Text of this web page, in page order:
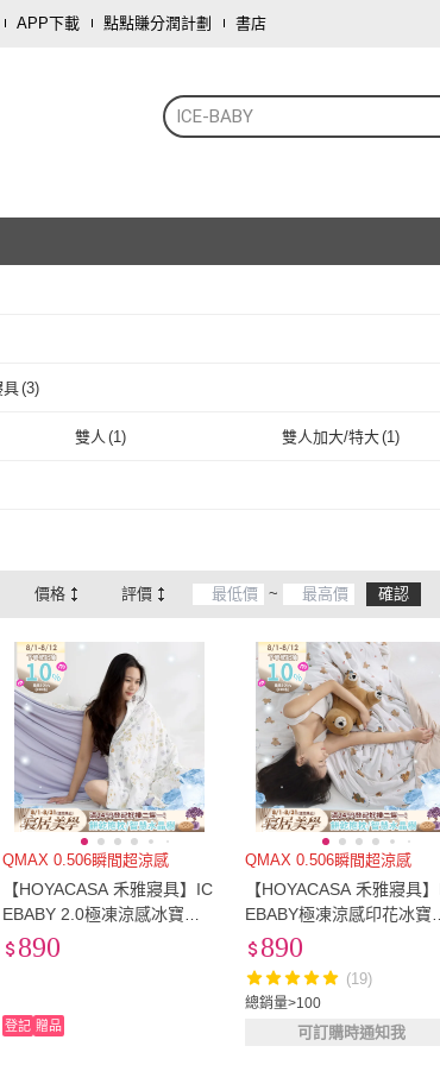
APP下載 點點賺分潤計劃 書店
ICE-BABY
寢具(3)
雙人 (1) 雙人加大/特大(1)
價格 評價 ~ 確認
QMAX 0.506瞬間超涼感
【HOYACASA 禾雅寢具】IC
EBABY 2.0極凍涼感冰寶被/
涼感床包枕套組-涼感系列(多
890
登記 贈品
QMAX 0.506瞬間超涼感
【HOYACASA 禾雅寢具】IC
EBABY極凍涼感印花冰寶被
2.0-150X200公分-多款任選
總銷量>100
890
(19)
可訂購時通知我